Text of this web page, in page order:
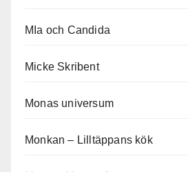
MIa och Candida
Micke Skribent
Monas universum
Monkan – Lilltäppans kök